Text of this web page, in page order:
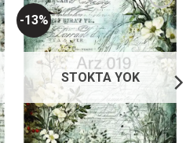
-13%
Favorilerime
Ekle
STOKTA YOK